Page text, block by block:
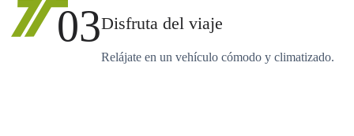
03Disfruta del viaje
Relájate en un vehículo cómodo y climatizado.